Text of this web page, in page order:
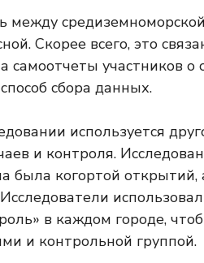
между
Скорее всего, это
самоотчеты участников
сбора данных.
используется
и контроля.
была когортой открытий,
Исследователи
в каждом городе,
и контрольной группой.